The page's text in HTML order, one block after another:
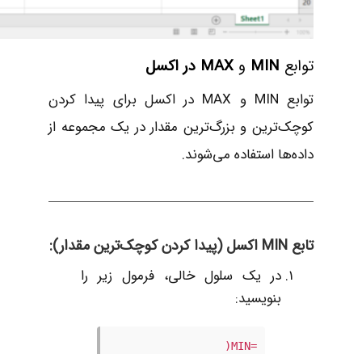
توابع MIN و MAX در اکسل
توابع MIN و MAX در اکسل برای پیدا کردن
کوچک‌ترین و بزرگ‌ترین مقدار در یک مجموعه از
داده‌ها استفاده می‌شوند.
تابع MIN اکسل (پیدا کردن کوچک‌ترین مقدار):
در یک سلول خالی، فرمول زیر را
بنویسید:
=MIN(